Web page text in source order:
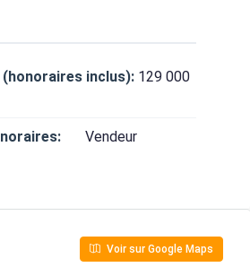
inclus): 129 000
Vendeur
Voir sur Google Maps